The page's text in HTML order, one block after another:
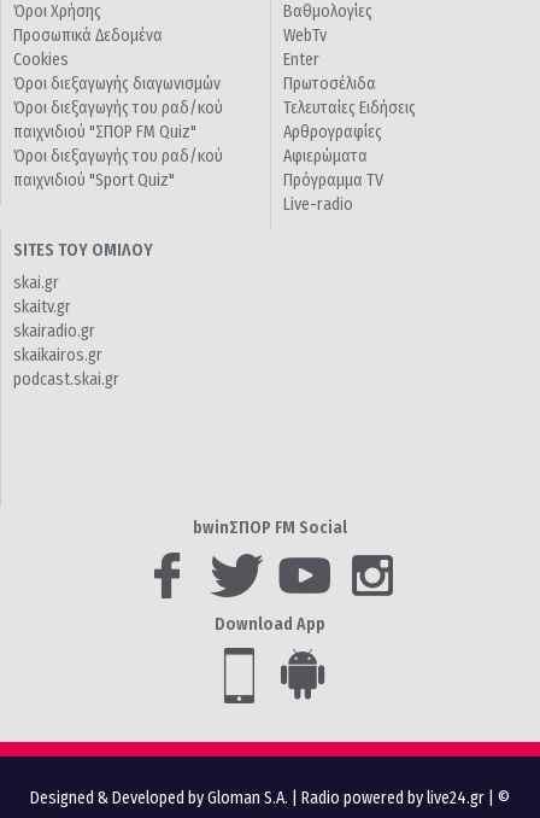
Όροι Χρήσης
Προσωπικά Δεδομένα
Cookies
Όροι διεξαγωγής διαγωνισμών
Όροι διεξαγωγής του ραδ/κού
παιχνιδιού "ΣΠΟΡ FM Quiz"
Όροι διεξαγωγής του ραδ/κού
παιχνιδιού "Sport Quiz"
Βαθμολογίες
WebTv
Enter
Πρωτοσέλιδα
Τελευταίες Ειδήσεις
Αρθρογραφίες
Αφιερώματα
Πρόγραμμα TV
Live-radio
SITES ΤΟΥ ΟΜΙΛΟΥ
skai.gr
skaitv.gr
skairadio.gr
skaikairos.gr
podcast.skai.gr
bwinΣΠΟΡ FM Social
Download App
Designed & Developed by Gloman S.A. Radio powered by live24.gr | ©